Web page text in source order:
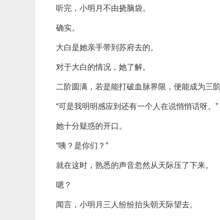
听完，小明月不由挠脑袋。
确实。
大白是她亲手带到苏府去的。
对于大白的情况，她了解。
二阶圆满，若是能打破血脉界限，便能成为三
“可是我明明感应到还有一个人在说悄悄话呀。”
她十分疑惑的开口。
“咦？是你们？”
就在这时，熟悉的声音忽然从天际压了下来。
嗯？
闻言，小明月三人纷纷抬头朝天际望去。